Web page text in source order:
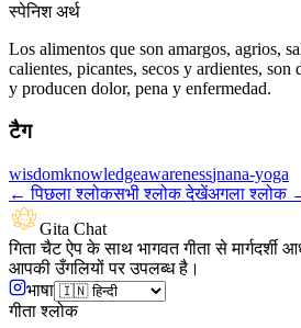
स्पेनिश अर्थ
Los alimentos que son amargos, agrios,
calientes, picantes, secos y ardientes, son
y producen dolor, pena y enfermedad.
टैग
wisdomknowledgeawarenessjnana-yoga
←पिछला श्लोकसभी श्लोक देखेंअगला श्लोक
Gita Chat
गिता चैट ऐप के साथ भागवत गीता से मार्गदर्शी
आपकी उँगलियों पर उपलब्ध है।
भाषा
गीता श्लोक